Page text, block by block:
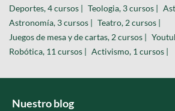
Deportes, 4 cursos |
Teologia, 3 cursos |
Astronomía, 3 cursos |
Teatro, 2 cursos |
Juegos de mesa y de cartas, 2 cursos |
Robótica, 11 cursos |
Activismo, 1 cursos |
Nuestro blog